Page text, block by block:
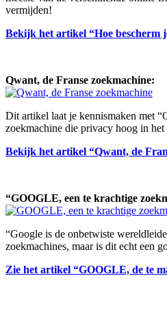
vermijden!
Bekijk het artikel “Hoe bescherm
Qwant, de Franse zoekmachine:
Dit artikel laat je kennismaken met
zoekmachine die privacy hoog in het
Bekijk het artikel “Qwant, de
“GOOGLE, een te krachtige
“Google is de onbetwiste
zoekmachines, maar is dit echt een
Zie het artikel “GOOGLE, de te